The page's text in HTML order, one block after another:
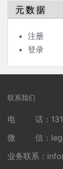
元数据
注册
登录
联系我们
电 话：
微 信：
业务联系：